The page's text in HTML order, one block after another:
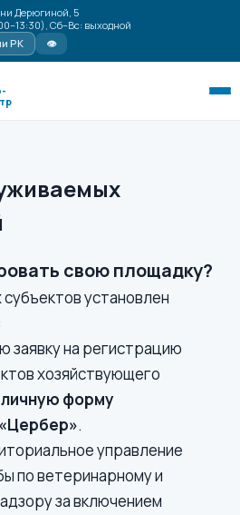
Дерюгиной, 5
Сб–Вс: выходной
РК
👁
свою площадку?
установлен
заявку на регистрацию
хозяйствующего
форму
.
управление
по ветеринарному и
за включением